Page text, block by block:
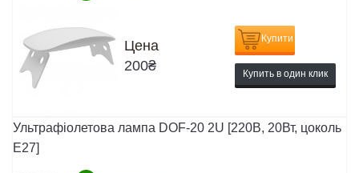
Цена
200₴
Купити
Купить в один клик
Ультрафіолетова лампа DOF-20 2U [220В, 20Вт, цоколь
E27]